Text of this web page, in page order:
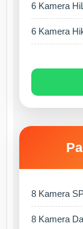
6 Kamera
6 Kamera
8 Kamera
8 Kamera